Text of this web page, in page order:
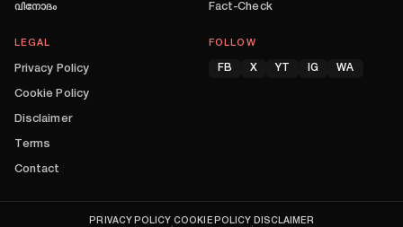
വിനോദം
Fact-Check
LEGAL
Privacy Policy
Cookie Policy
Disclaimer
Terms
Contact
FOLLOW
FB X YT IG WA
PRIVACY POLICY COOKIE POLICY DISCLAIMER